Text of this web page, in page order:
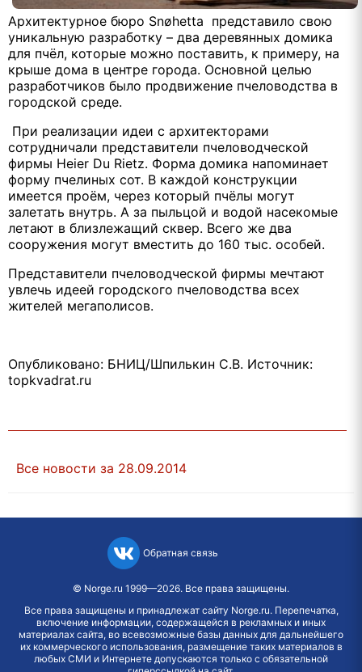
Архитектурное бюро Snøhetta представило свою
уникальную разработку – два деревянных домика
для пчёл, которые можно поставить, к примеру, на
крыше дома в центре города. Основной целью
разработчиков было продвижение пчеловодства в
городской среде.
При реализации идеи с архитекторами
сотрудничали представители пчеловодческой
фирмы Heier Du Rietz. Форма домика напоминает
форму пчелиных сот. В каждой конструкции
имеется проём, через который пчёлы могут
залетать внутрь. А за пыльцой и водой насекомые
летают в близлежащий сквер. Всего же два
сооружения могут вместить до 160 тыс. особей.
Представители пчеловодческой фирмы мечтают
увлечь идеей городского пчеловодства всех
жителей мегаполисов.
Опубликовано: БНИЦ/Шпилькин С.В. Источник:
topkvadrat.ru
Все новости за 28.09.2014
Обратная связь
© Norge.ru 1999—2026. Все права защищены.
Все права защищены и принадлежат сайту Norge.ru. Перепечатка,
включение информации, содержащейся в рекламных и иных
материалах сайта, во всевозможные базы данных для дальнейшего
их коммерческого использования, размещение таких материалов в
любых СМИ и Интернете допускаются только с обязательной